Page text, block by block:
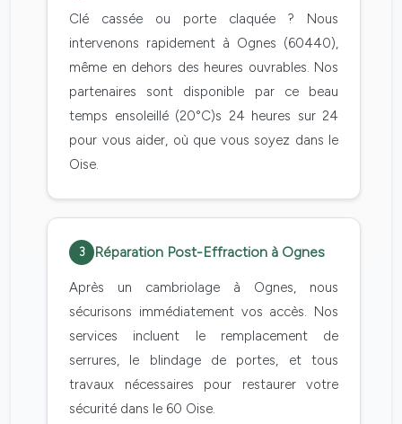
Clé cassée ou porte claquée ? Nous
intervenons rapidement à Ognes (60440),
même en dehors des heures ouvrables. Nos
partenaires sont disponible par ce beau
temps ensoleillé (20°C)s 24 heures sur 24
pour vous aider, où que vous soyez dans le
Oise.
3 Réparation Post-Effraction à Ognes
Après un cambriolage à Ognes, nous
sécurisons immédiatement vos accès. Nos
services incluent le remplacement de
serrures, le blindage de portes, et tous
travaux nécessaires pour restaurer votre
sécurité dans le 60 Oise.